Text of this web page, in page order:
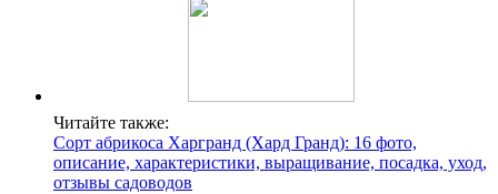
Читайте также:
Сорт абрикоса Харгранд (Хард Гранд): 16 фото,
описание, характеристики, выращивание, посадка, уход,
отзывы садоводов